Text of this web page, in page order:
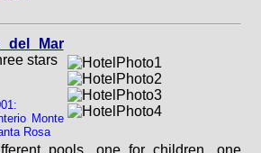
del Mar
Monte
Rosa
pools, one for children, one